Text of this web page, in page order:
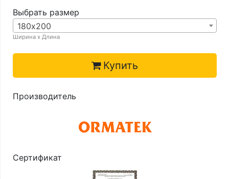
Выбрать размер
180х200
Ширина х Длина
Купить
Производитель
Сертификат